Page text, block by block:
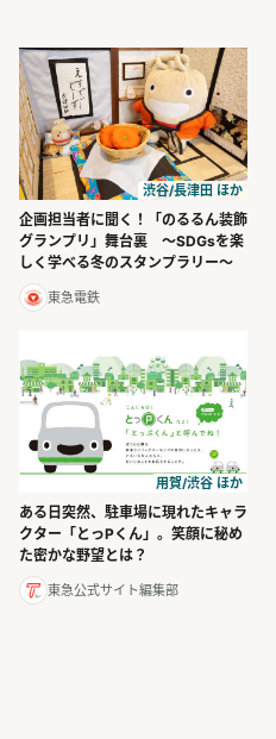
渋谷/長津田 ほか
企画担当者に聞く！「のるるん装飾
グランプリ」舞台裏 ～SDGsを楽
しく学べる冬のスタンプラリー～
東急電鉄
用賀/渋谷 ほか
ある日突然、駐車場に現れたキャラ
クター「とっPくん」。笑顔に秘め
た密かな野望とは？
東急公式サイト編集部